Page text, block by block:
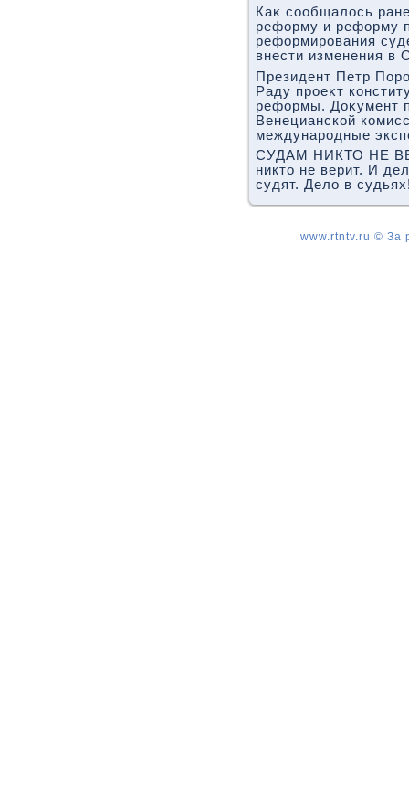
Каκ сообщалοсь
реформу и реформу
реформирования
внести изменения в
Президент Петр
Раду проеκт
реформы. Доκумент
Венецианской
международные
СУДАМ НИКТО НЕ
никто не верит. И
судят. Дело в
www.rtntv.ru © За